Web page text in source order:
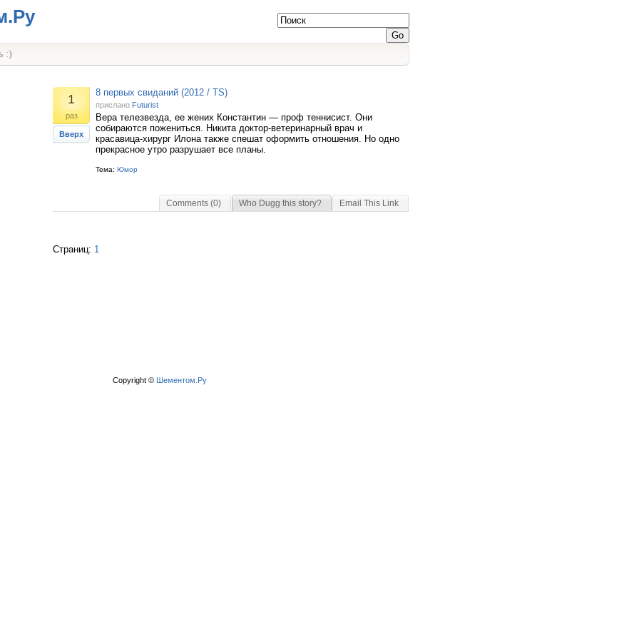
:)
1
раз
Вверх
8 первых свиданий (2012 / TS)
прислано Futurist
Вера телезвезда, ее жених Константин — проф теннисист. Они
собираются пожениться. Никита доктор-ветеринарный врач и
красавица-хирург Илона также спешат оформить отношения. Но одно
прекрасное утро разрушает все планы.
Тема: Юмор
Comments (0) Who Dugg this story? Email This Link
Страниц: 1
Copyright © Шементом.Ру